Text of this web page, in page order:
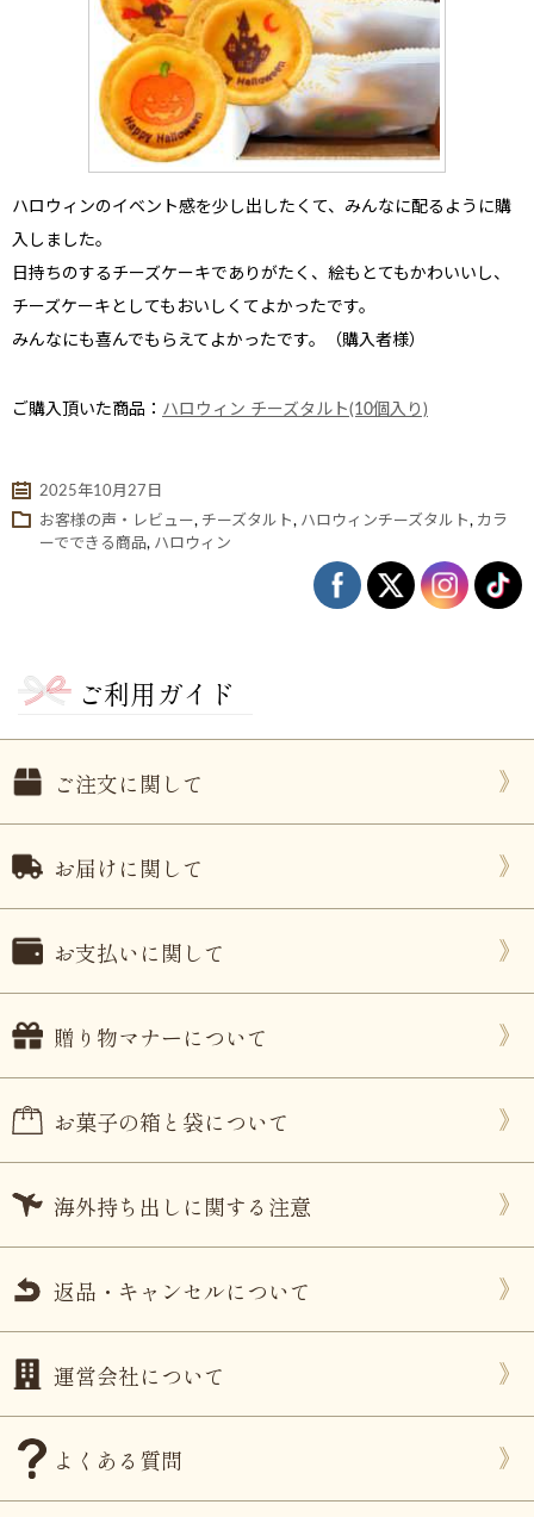
ハロウィンのイベント感を少し出したくて、みんなに配るように購
入しました。
日持ちのするチーズケーキでありがたく、絵もとてもかわいい し、
チーズケーキとしてもおいしくてよかったです。
みんなにも喜んでもらえてよかったです。（購入者様）
ご購入頂いた商品： ハロウィン チーズタルト(10個入り)
2025年10月27日
お客様の声・レビュー, チーズタルト, ハロウィンチーズタルト, カラ
ーでできる商品, ハロウィン
ご利用ガイド
ご注文に関して
お届けに関して
お支払いに関して
贈り物マナーについて
お菓子の箱と袋について
海外持ち出しに関する注意
返品・キャンセルについて
運営会社について
よくある質問